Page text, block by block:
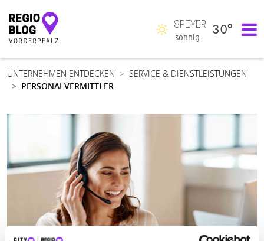
Hauptnavigation
SPEYER
sonnig
30°
UNTERNEHMEN ENTDECKEN
SERVICE & DIENSTLEISTUNGEN
PERSONALVERMITTLER